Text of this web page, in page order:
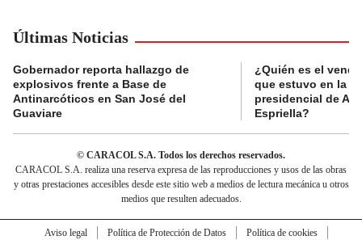
Últimas Noticias
Gobernador reporta hallazgo de
explosivos frente a Base de
Antinarcóticos en San José del
Guaviare
¿Quién es el
que estuvo en la
presidencial de
Espriella?
© CARACOL S.A. Todos los derechos reservados.
CARACOL S.A. realiza una reserva expresa de las reproducciones y usos de las obras
y otras prestaciones accesibles desde este sitio web a medios de lectura mecánica u otros
medios que resulten adecuados.
Aviso legal Política de Protección de Datos
Política de cookies